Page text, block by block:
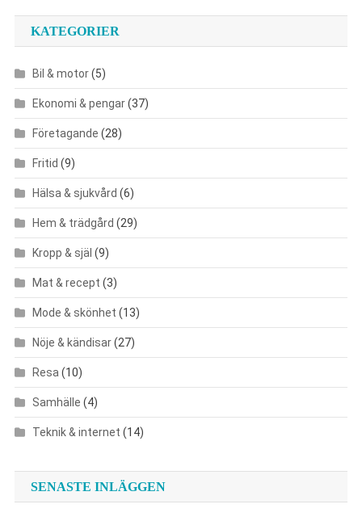
KATEGORIER
Bil & motor(5)
Ekonomi & pengar(37)
Företagande (28)
Fritid (9)
Hälsa & sjukvård (6)
Hem & trädgård (29)
Kropp & själ (9)
Mat & recept (3)
Mode & skönhet (13)
Nöje & kändisar(27)
Resa (10)
Samhälle (4)
Teknik & internet (14)
SENASTE INLÄGGEN